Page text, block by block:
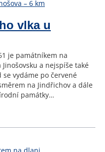
vlka u
je památníkem na
a nejspíše také
vydáme po červené
na Jindřichov a dále
památky…